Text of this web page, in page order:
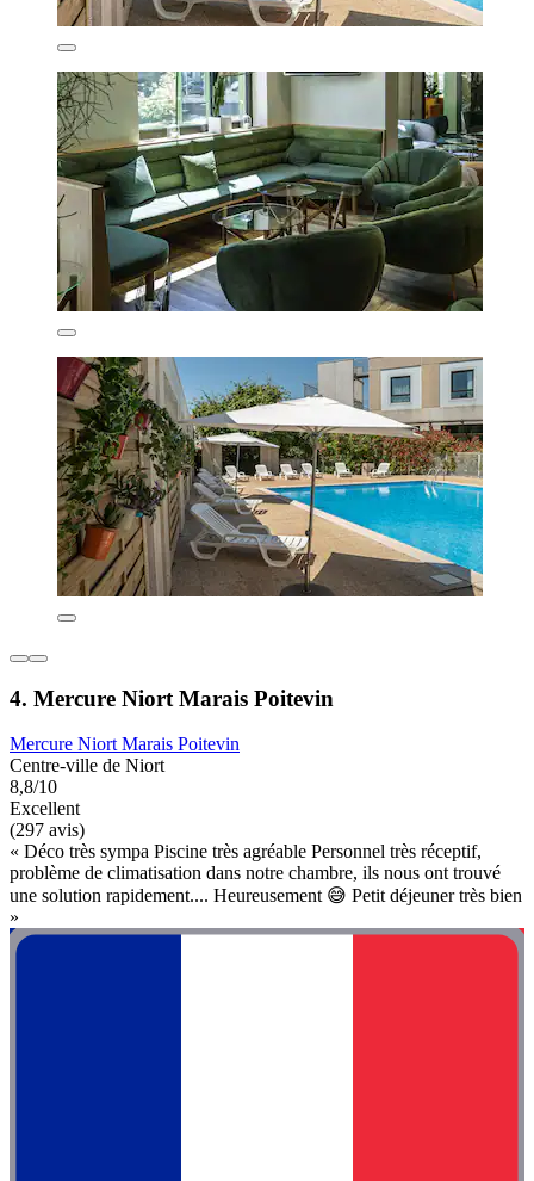
4. Mercure Niort Marais Poitevin
Mercure Niort Marais Poitevin
Centre-ville de Niort
8,8/10
Excellent
(297 avis)
« Déco très sympa Piscine très agréable Personnel très réceptif,
problème de climatisation dans notre chambre, ils nous ont trouvé
une solution rapidement.... Heureusement 😅 Petit déjeuner très bien
»